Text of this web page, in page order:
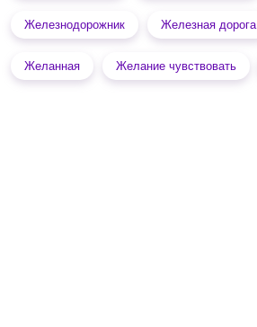
Железнодорожник Железная дорога
Желанная Желание чувствовать